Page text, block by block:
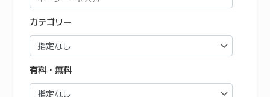
カテゴリー
有料・無料